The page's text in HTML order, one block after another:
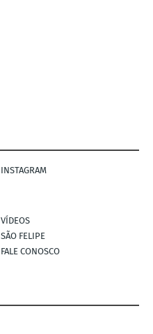
INSTAGRAM
VÍDEOS
SÃO FELIPE
FALE CONOSCO